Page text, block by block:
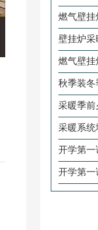
养？
燃气壁挂
半燃气费
壁挂炉采
样安装水
燃气壁挂
再装不后
秋季装冬
炉
采暖季前
采暖系统
开学第一
开学第一